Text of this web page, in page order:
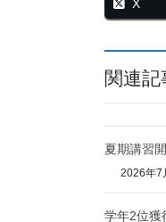
X
関連記
夏期講習開
2026年7
学年2位獲